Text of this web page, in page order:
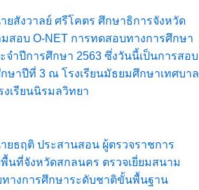
ยสังวาลย์ ศรีโคตร ศึกษาธิการจังหวัด
สอบ O-NET การทดสอบทางการศึกษา
ำปีการศึกษา 2563 ซึ่งวันนี้เป็นการสอบ
ษาปีที่ 3 ณ โรงเรียนมัธยมศึกษาเทศบาล
งเรียนนิรมลวิทยา
ยธฤติ ประสานสอน ผู้ตรวจราชการ
นที่จังหวัดสกลนคร ตรวจเยี่ยมสนาม
ทางการศึกษาระดับชาติขั้นพื้นฐาน